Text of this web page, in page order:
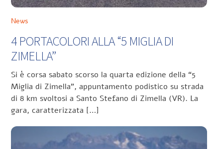
News
4 PORTACOLORI ALLA “5 MIGLIA DI
ZIMELLA”
Si è corsa sabato scorso la quarta edizione della “5
Miglia di Zimella”, appuntamento podistico su strada
di 8 km svoltosi a Santo Stefano di Zimella (VR). La
gara, caratterizzata […]